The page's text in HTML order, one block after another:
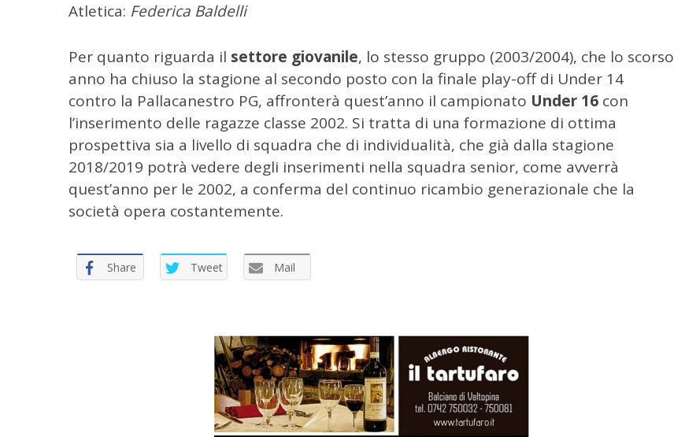
Atletica: Federica Baldelli
Per quanto riguarda il settore giovanile, lo stesso gruppo (2003/2004), che lo scorso
anno ha chiuso la stagione al secondo posto con la finale play-off di Under 14
contro la Pallacanestro PG, affronterà quest’anno il campionato Under 16 con
l’inserimento delle ragazze classe 2002. Si tratta di una formazione di ottima
prospettiva sia a livello di squadra che di individualità, che già dalla stagione
2018/2019 potrà vedere degli inserimenti nella squadra senior, come avverrà
quest’anno per le 2002, a conferma del continuo ricambio generazionale che la
società opera costantemente.
Share Tweet Mail